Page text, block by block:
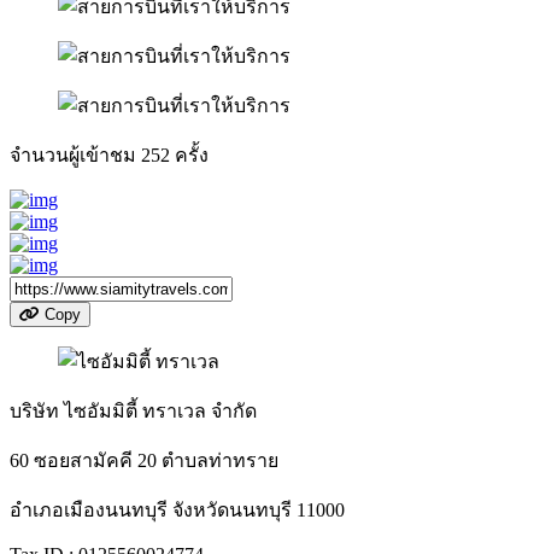
จำนวนผู้เข้าชม 252 ครั้ง
Copy
บริษัท ไซอัมมิตี้ ทราเวล จำกัด
60 ซอยสามัคคี 20 ตำบลท่าทราย
อำเภอเมืองนนทบุรี จังหวัดนนทบุรี 11000